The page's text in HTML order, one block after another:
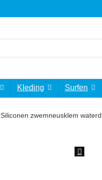
Kleding Surfen
Siliconen zwemneusklem